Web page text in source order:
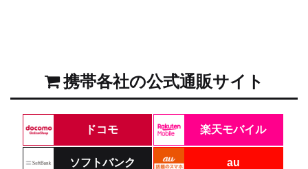
携帯各社の公式通販サイト
ドコモ 楽天モバイル
ソフトバンク au